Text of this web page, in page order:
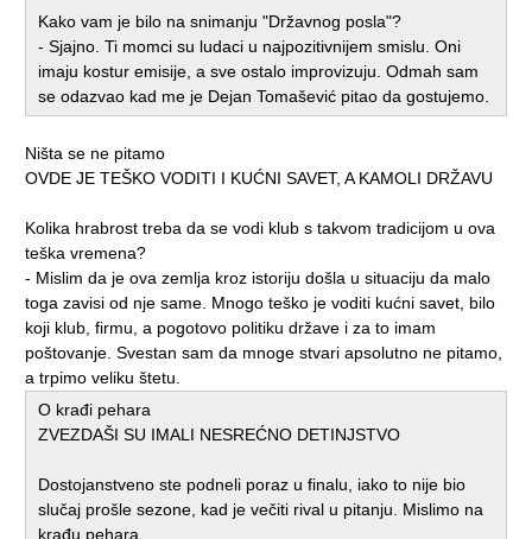
Kako vam je bilo na snimanju "Državnog posla"?
- Sjajno. Ti momci su ludaci u najpozitivnijem smislu. Oni
imaju kostur emisije, a sve ostalo improvizuju. Odmah sam
se odazvao kad me je Dejan Tomašević pitao da gostujemo.
Ništa se ne pitamo
OVDE JE TEŠKO VODITI I KUĆNI SAVET, A KAMOLI DRŽAVU
Kolika hrabrost treba da se vodi klub s takvom tradicijom u ova
teška vremena?
- Mislim da je ova zemlja kroz istoriju došla u situaciju da malo
toga zavisi od nje same. Mnogo teško je voditi kućni savet, bilo
koji klub, firmu, a pogotovo politiku države i za to imam
poštovanje. Svestan sam da mnoge stvari apsolutno ne pitamo,
a trpimo veliku štetu.
O krađi pehara
ZVEZDAŠI SU IMALI NESREĆNO DETINJSTVO
Dostojanstveno ste podneli poraz u finalu, iako to nije bio
slučaj prošle sezone, kad je večiti rival u pitanju. Mislimo na
krađu pehara.